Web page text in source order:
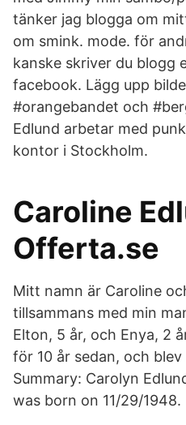
tänker jag blogga om
om smink. mode. för
kanske skriver du blogg
facebook. Lägg upp
#orangebandet och
Edlund arbetar med
kontor i Stockholm.
Caroline
Offerta.se
Mitt namn är Caroline
tillsammans med min
Elton, 5 år, och Enya, 2
för 10 år sedan, och
Summary: Carolyn
was born on 11/29/1948.